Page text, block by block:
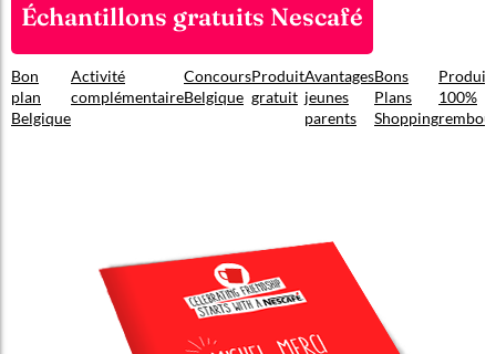
Échantillons gratuits Nescafé
Bon
plan
Belgique
Activité
complémentaire
Concours
Belgique
Produit
gratuit
Avantages
jeunes
parents
Bons
Plans
Shopping
Produit
100%